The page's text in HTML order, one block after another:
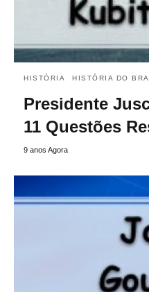
HISTÓRIA HISTÓRIA DO
Presidente
11 Questões
9 anos Agora